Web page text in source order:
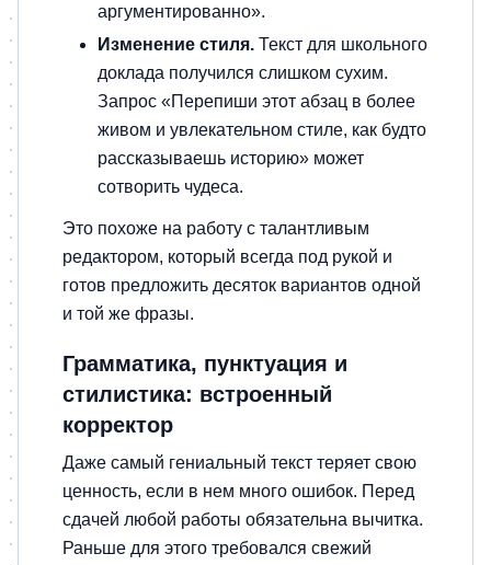
аргументированно».
Изменение стиля. Текст для школьного
доклада получился слишком сухим.
Запрос «Перепиши этот абзац в более
живом и увлекательном стиле, как будто
рассказываешь историю» может
сотворить чудеса.
Это похоже на работу с талантливым
редактором, который всегда под рукой и
готов предложить десяток вариантов одной
и той же фразы.
Грамматика, пунктуация и
стилистика: встроенный
корректор
Даже самый гениальный текст теряет свою
ценность, если в нем много ошибок. Перед
сдачей любой работы обязательна вычитка.
Раньше для этого требовался свежий